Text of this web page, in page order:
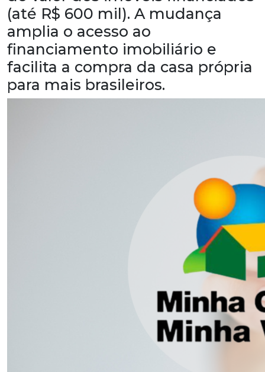
(até R$ 600 mil). A mudança
amplia o acesso ao
financiamento imobiliário e
facilita a compra da casa própria
para mais brasileiros.